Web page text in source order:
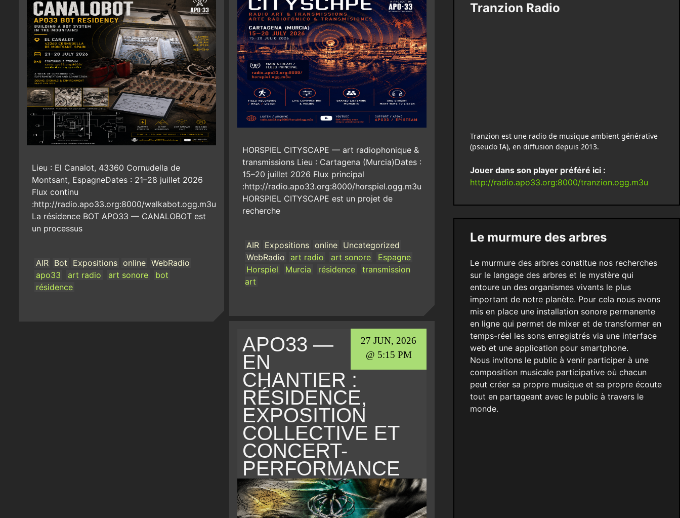
Lieu : El Canalot, 43360 Cornudella de
Montsant, EspagneDates : 21–28 juillet 2026
Flux continu
:http://radio.apo33.org:8000/walkabot.ogg.m3u
La résidence BOT APO33 — CANALOBOT est
un processus
AIR Bot Expositions online WebRadio
apo33
art radio art sonore
bot
résidence
HORSPIEL CITYSCAPE — art radiophonique &
transmissions Lieu : Cartagena (Murcia)Dates :
15–20 juillet 2026 Flux principal
:http://radio.apo33.org:8000/horspiel.ogg.m3u
HORSPIEL CITYSCAPE est un projet de
recherche
AIR Expositions online
Uncategorized
WebRadio
art radio art sonore
Espagne
Horspiel
Murcia résidence
transmission
art
27 JUN, 2026
@ 5:15 PM
APO33 —
EN
CHANTIER :
RÉSIDENCE,
EXPOSITION
COLLECTIVE ET
CONCERT-
PERFORMANCE
Tranzion Radio
Tranzion est une radio de musique ambient générative
(pseudo IA), en diffusion depuis 2013.
Jouer dans son player préféré ici :
http://radio.apo33.org:8000/tranzion.ogg.m3u
Le murmure des arbres
Le murmure des arbres constitue nos recherches
sur le langage des arbres et le mystère qui
entoure un des organismes vivants le plus
important de notre planète. Pour cela nous avons
mis en place une installation sonore permanente
en ligne qui permet de mixer et de transformer en
temps-réel les sons enregistrés via une interface
web et une application pour smartphone.
Nous invitons le public à venir participer à une
composition musicale participative où chacun
peut créer sa propre musique et sa propre écoute
tout en partageant avec le public à travers le
monde.